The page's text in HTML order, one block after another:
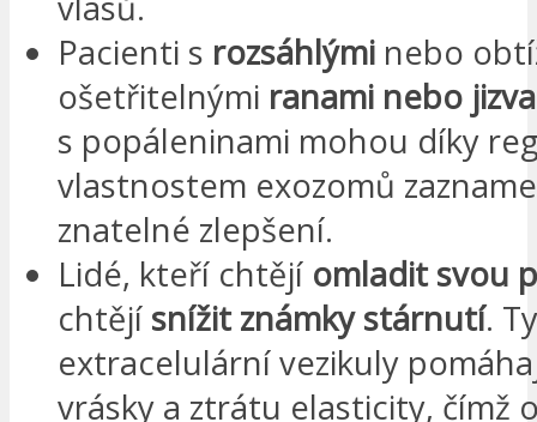
Pacienti s rozsáhlými nebo
ošetřitelnými ranami nebo
s popáleninami mohou díky
vlastnostem exozomů
znatelné zlepšení.
Lidé, kteří chtějí omladit svou
chtějí snížit známky stárnutí.
extracelulární vezikuly
vrásky a ztrátu elasticity, čímž